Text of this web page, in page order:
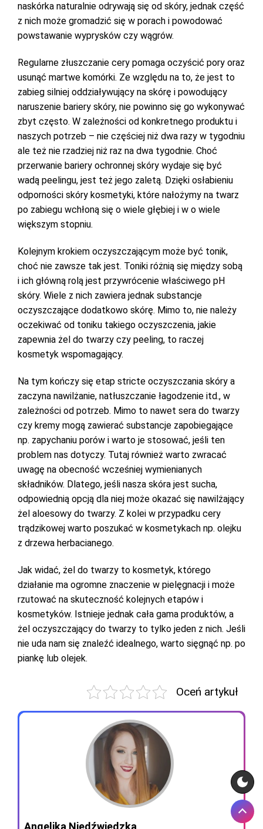
naskórka naturalnie odrywają się od skóry, jednak część
z nich może gromadzić się w porach i powodować
powstawanie wyprysków czy wągrów.
Regularne złuszczanie cery pomaga oczyścić pory oraz
usunąć martwe komórki. Ze względu na to, że jest to
zabieg silniej oddziaływujący na skórę i powodujący
naruszenie bariery skóry, nie powinno się go wykonywać
zbyt często. W zależności od konkretnego produktu i
naszych potrzeb – nie częściej niż dwa razy w tygodniu
ale też nie rzadziej niż raz na dwa tygodnie. Choć
przerwanie bariery ochronnej skóry wydaje się być
wadą peelingu, jest też jego zaletą. Dzięki osłabieniu
odporności skóry kosmetyki, które nałożymy na twarz
po zabiegu wchłoną się o wiele głębiej i w o wiele
większym stopniu.
Kolejnym krokiem oczyszczającym może być tonik,
choć nie zawsze tak jest. Toniki różnią się między sobą
i ich główną rolą jest przywrócenie właściwego pH
skóry. Wiele z nich zawiera jednak substancje
oczyszczające dodatkowo skórę. Mimo to, nie należy
oczekiwać od toniku takiego oczyszczenia, jakie
zapewnia żel do twarzy czy peeling, to raczej
kosmetyk wspomagający.
Na tym kończy się etap stricte oczyszczania skóry a
zaczyna nawilżanie, natłuszczanie łagodzenie itd., w
zależności od potrzeb. Mimo to nawet sera do twarzy
czy kremy mogą zawierać substancje zapobiegające
np. zapychaniu porów i warto je stosować, jeśli ten
problem nas dotyczy. Tutaj również warto zwracać
uwagę na obecność wcześniej wymienianych
składników. Dlatego, jeśli nasza skóra jest sucha,
odpowiednią opcją dla niej może okazać się nawilżający
żel aloesowy do twarzy. Z kolei w przypadku cery
trądzikowej warto poszukać w kosmetykach np. olejku
z drzewa herbacianego.
Jak widać, żel do twarzy to kosmetyk, którego
działanie ma ogromne znaczenie w pielęgnacji i może
rzutować na skuteczność kolejnych etapów i
kosmetyków. Istnieje jednak cała gama produktów, a
żel oczyszczający do twarzy to tylko jeden z nich. Jeśli
nie uda nam się znaleźć idealnego, warto sięgnąć np. po
piankę lub olejek.
Oceń artykuł
Angelika Niedźwiedzka